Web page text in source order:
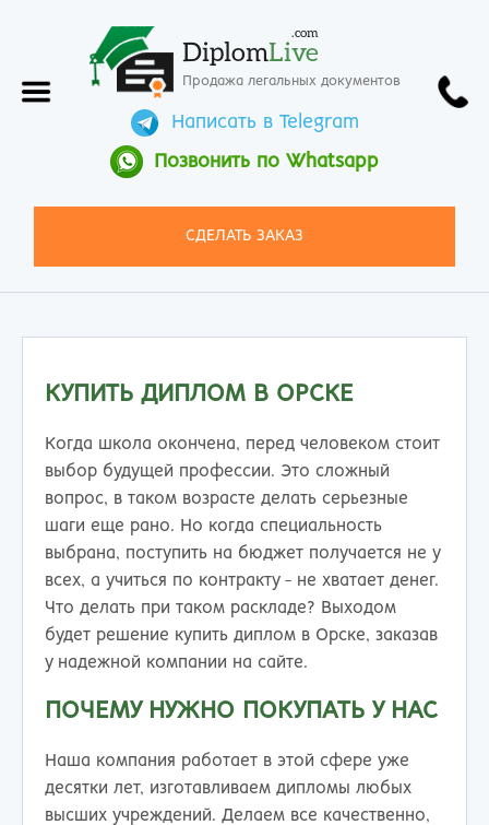
DiplomLive
.com
Продажа легальных документов
Написать в Telegram
Позвонить по Whatsapp
СДЕЛАТЬ ЗАКАЗ
КУПИТЬ ДИПЛОМ В ОРСКЕ
Когда школа окончена, перед человеком стоит
выбор будущей профессии. Это сложный
вопрос, в таком возрасте делать серьезные
шаги еще рано. Но когда специальность
выбрана, поступить на бюджет получается не у
всех, а учиться по контракту - не хватает денег.
Что делать при таком раскладе? Выходом
будет решение купить диплом в Орске, заказав
у надежной компании на сайте.
ПОЧЕМУ НУЖНО ПОКУПАТЬ У НАС
Наша компания работает в этой сфере уже
десятки лет, изготавливаем дипломы любых
высших учреждений. Делаем все качественно,